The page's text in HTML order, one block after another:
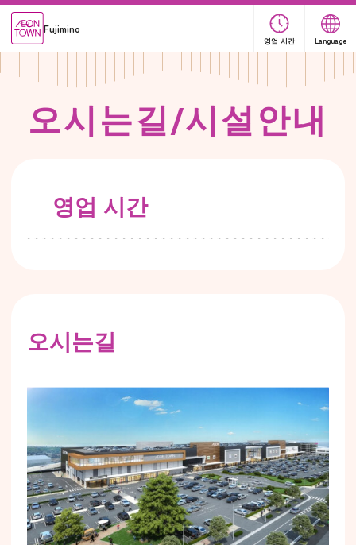
Fujimino
영업 시간 Language
오시는길/시설 안내
영업 시간
오시는길